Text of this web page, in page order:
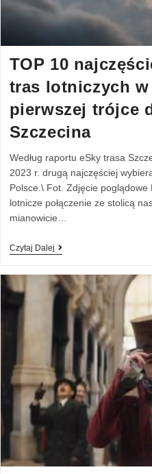
TOP 10
tras lotniczych w
pierwszej trójce
Szczecina
Według raportu eSky trasa
2023 r. drugą najczęściej
Polsce.\ Fot. Zdjęcie
lotnicze połączenie ze stolicą
mianowicie…
Czytaj Dalej